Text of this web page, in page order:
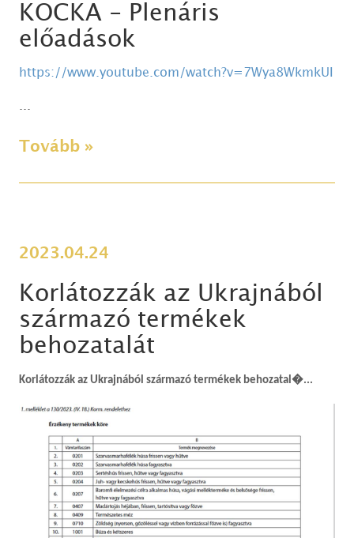
KOCKA - Plenáris
előadások
https://www.youtube.com/watch?v=7Wya8WkmkUI
...
Tovább »
2023.04.24
Korlátozzák az Ukrajnából
származó termékek
behozatalát
Korlátozzák az Ukrajnából származó termékek behozatal�...